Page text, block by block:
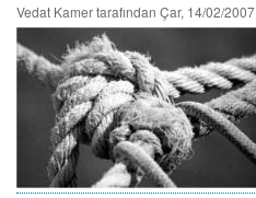
Vedat Kamertarafından Çar, 14/02/